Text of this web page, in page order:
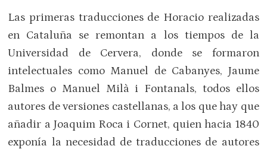
Las primeras traducciones de Horacio realizadas
en Cataluña se remontan a los tiempos de la
Universidad de Cervera, donde se formaron
intelectuales como Manuel de Cabanyes, Jaume
Balmes o Manuel Milà i Fontanals, todos ellos
autores de versiones castellanas, a los que hay que
añadir a Joaquim Roca i Cornet, quien hacia 1840
exponía la necesidad de traducciones de autores